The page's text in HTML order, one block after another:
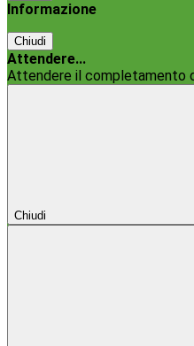
Informazione
Chiudi
Attendere...
Attendere il completamento
Chiudi